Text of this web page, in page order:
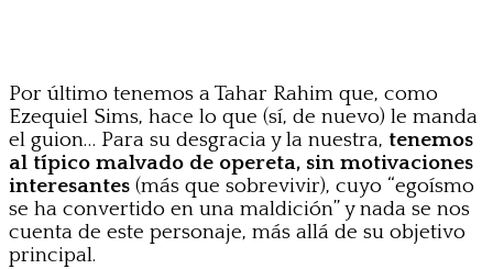
Por último tenemos a Tahar Rahim que, como
Ezequiel Sims, hace lo que (sí, de nuevo) le manda
el guion… Para su desgracia y la nuestra, tenemos
al típico malvado de opereta, sin motivaciones
interesantes (más que sobrevivir), cuyo “egoísmo
se ha convertido en una maldición” y nada se nos
cuenta de este personaje, más allá de su objetivo
principal.